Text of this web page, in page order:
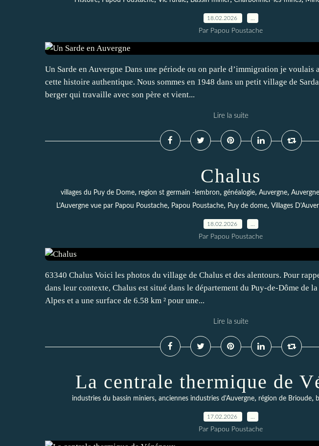
18.02.2026
Par Papou Poustache
Un Sarde en Auvergne Dans une période ou on parle d’immigration je voulais
cette histoire authentique. Nous sommes en 1948 dans un petit village de
berger qui travaille avec son père et vient...
Lire la suite
Chalus
villages du Puy de Dome, region st germain -lembron, généalogie, Auvergne,
L'Auvergne vue par Papou Poustache, Papou Poustache, Puy de dome, Villages
18.02.2026
Par Papou Poustache
63340 Chalus Voici les photos du village de Chalus et des alentours. Pour
dans leur contexte, Chalus est situé dans le département du Puy-de-Dôme de
Alpes et a une surface de 6.58 km ² pour une...
Lire la suite
La centrale thermique de
industries du bassin miniers, anciennes industries d'Auvergne, région de Brioude,
17.02.2026
Par Papou Poustache